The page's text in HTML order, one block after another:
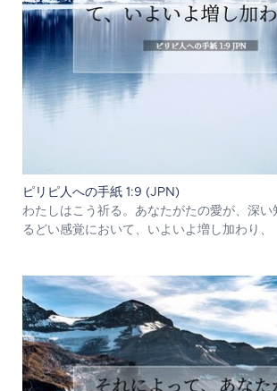
ピリピ人への手紙 1:9 (JPN)
わたしはこう祈る。あなたがたの愛が、深い
るどい感覚において、いよいよ増し加わり、